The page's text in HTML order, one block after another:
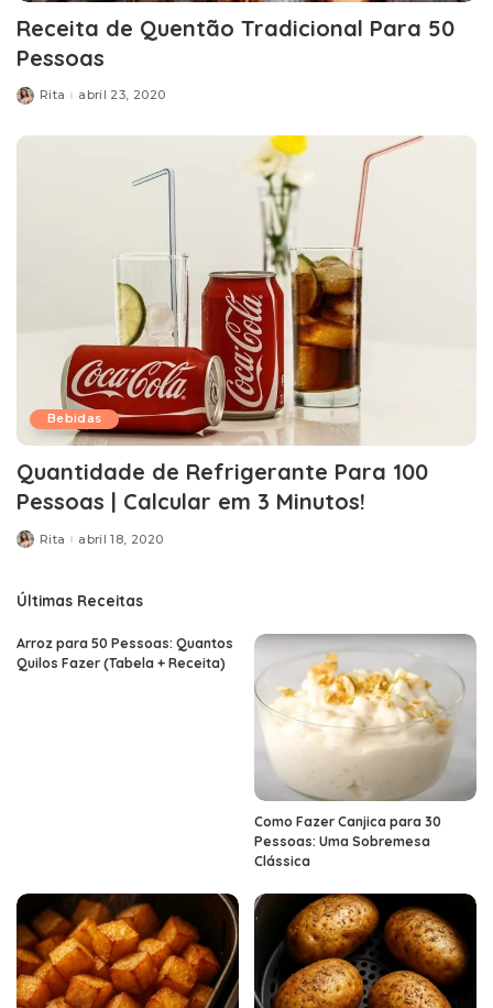
Receita de Quentão Tradicional Para 50
Pessoas
Posted
Rita abril 23, 2020
Bebidas
Quantidade de Refrigerante Para 100
Pessoas | Calcular em 3 Minutos!
Posted
Rita abril 18, 2020
Últimas Receitas
Arroz para 50 Pessoas: Quantos
Quilos Fazer (Tabela + Receita)
Como Fazer Canjica para 30
Pessoas: Uma Sobremesa
Clássica